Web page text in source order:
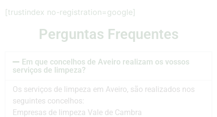
[trustindex no-registration=google]
Perguntas Frequentes
Em que concelhos de Aveiro realizam os vossos
serviços de limpeza?
Os serviços de limpeza em Aveiro, são realizados nos
seguintes concelhos:
Empresas de limpeza Vale de Cambra